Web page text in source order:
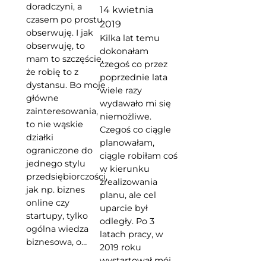
doradczyni, a
czasem po prostu
obserwuję. I jak
obserwuję, to
mam to szczęście,
że robię to z
dystansu. Bo moje
główne
zainteresowania,
to nie wąskie
działki
ograniczone do
jednego stylu
przedsiębiorczości,
jak np. biznes
online czy
startupy, tylko
ogólna wiedza
biznesowa, o…
14 kwietnia
2019
Kilka lat temu
dokonałam
czegoś co przez
poprzednie lata
wiele razy
wydawało mi się
niemożliwe.
Czegoś co ciągle
planowałam,
ciągle robiłam coś
w kierunku
zrealizowania
planu, ale cel
uparcie był
odległy. Po 3
latach pracy, w
2019 roku